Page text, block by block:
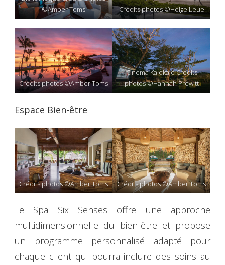
©Amber Toms
Crédits photos ©Holge Leue
Crédits photos ©Amber Toms
Cinéma Kalokalo Crédits
photos ©Hannah Prewitt
Espace Bien-être
Crédits photos ©Amber Toms Crédits photos ©Amber Toms
Le Spa Six Senses offre une approche
multidimensionnelle du bien-être et propose
un programme personnalisé adapté pour
chaque client qui pourra inclure des soins au